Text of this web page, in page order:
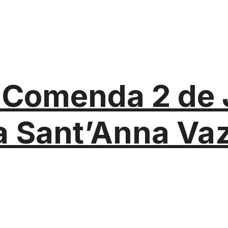
2 de